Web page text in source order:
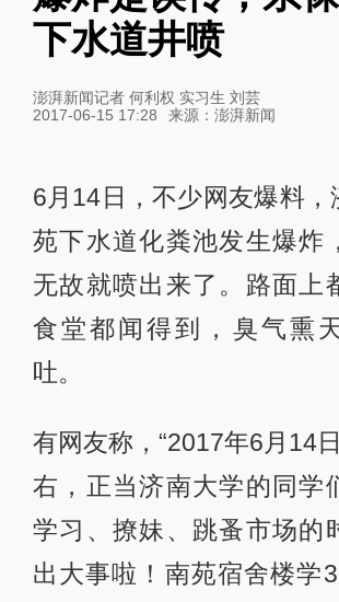
下水道井喷
澎湃新闻记者 何利权 实习生 刘芸
2017-06-15 17:28
来源： 澎湃新闻
6月14日，不少网友爆料，
苑下水道化粪池发生爆炸
无故就喷出来了。路面上
食堂都闻得到，臭气熏
吐。
有网友称，“2017年6月14
右，正当济南大学的同学
学习、撩妹、跳蚤市场的
出大事啦！南苑宿舍楼学